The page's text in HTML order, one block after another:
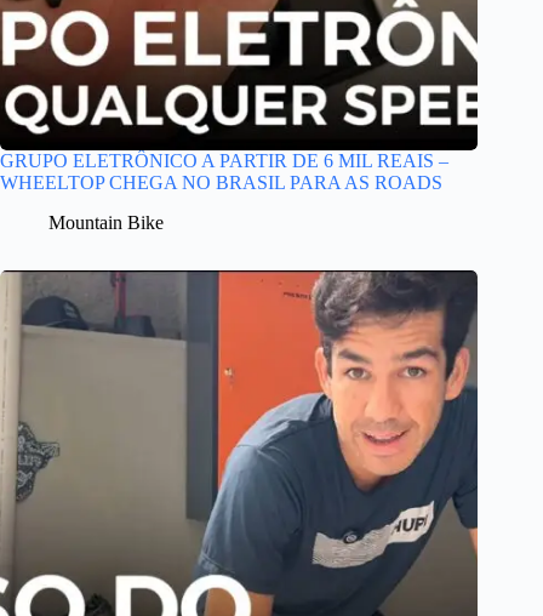
GRUPO ELETRÔNICO A PARTIR DE 6 MIL REAIS –
WHEELTOP CHEGA NO BRASIL PARA AS ROADS
Mountain Bike